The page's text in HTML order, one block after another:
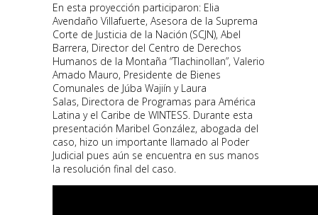
En esta proyección participaron: Elia
Avendaño Villafuerte, Asesora de la Suprema
Corte de Justicia de la Nación (SCJN), Abel
Barrera, Director del Centro de Derechos
Humanos de la Montaña “Tlachinollan”, Valerio
Amado Mauro, Presidente de Bienes
Comunales de Júba Wajiín y Laura
Salas, Directora de Programas para América
Latina y el Caribe de WINTESS. Durante esta
presentación Maribel González, abogada del
caso, hizo un importante llamado al Poder
Judicial pues aún se encuentra en sus manos
la resolución final del caso.